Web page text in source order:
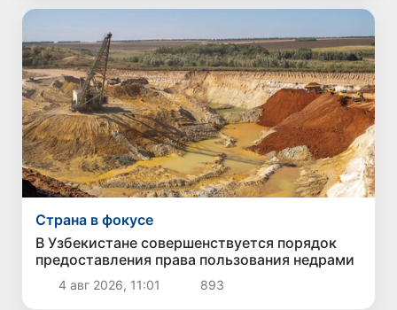
Страна в фокусе
В Узбекистане совершенствуется порядок
предоставления права пользования недрами
4 авг 2026, 11:01 893